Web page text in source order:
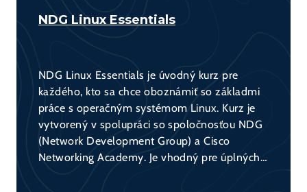
NDG Linux Essentials
NDG Linux Essentials je úvodný kurz pre
každého, kto sa chce oboznámiť so základmi
práce s operačným systémom Linux. Kurz je
vytvorený v spolupráci so spoločnosťou NDG
(Network Development Group) a Cisco
Networking Academy. Je vhodný pre úplných